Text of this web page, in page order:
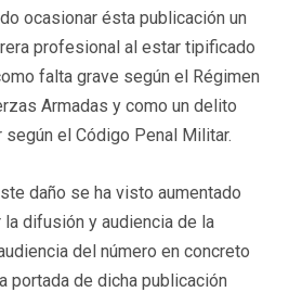
ocasionar ésta publicación un
profesional al estar tipificado
falta grave según el Régimen
Armadas y como un delito
el Código Penal Militar.
daño se ha visto aumentado
difusión y audiencia de la
del número en concreto
portada de dicha publicación